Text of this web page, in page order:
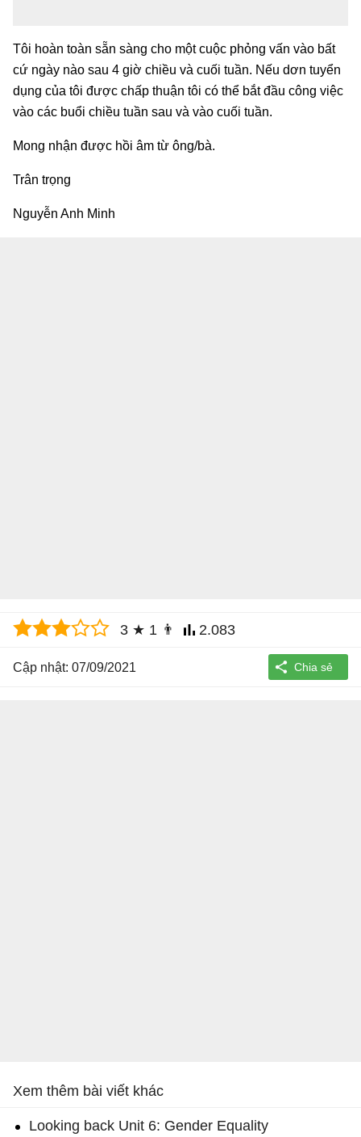
Tôi hoàn toàn sẵn sàng cho một cuộc phỏng vấn vào bất
cứ ngày nào sau 4 giờ chiều và cuối tuần. Nếu dơn tuyển
dụng của tôi được chấp thuận tôi có thể bắt đầu công việc
vào các buổi chiều tuần sau và vào cuối tuần.
Mong nhận được hồi âm từ ông/bà.
Trân trọng
Nguyễn Anh Minh
3 ★ 1 👨 2.083
Cập nhật: 07/09/2021
Xem thêm bài viết khác
Looking back Unit 6: Gender Equality